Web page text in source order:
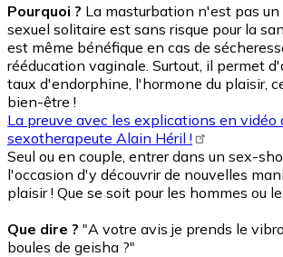
Pourquoi ? La masturbation n'est pas un
sexuel solitaire est sans risque pour la
est même bénéfique en cas de
rééducation vaginale. Surtout, il permet
taux d'endorphine, l'hormone du plaisir,
bien-être !
La preuve avec les explications en vidéo
sexotherapeute Alain Héril !
Seul ou en couple, entrer dans un sex-
l'occasion d'y découvrir de nouvelles
plaisir ! Que se soit pour les hommes ou
Que dire ? "A votre avis je prends le
boules de geisha ?"